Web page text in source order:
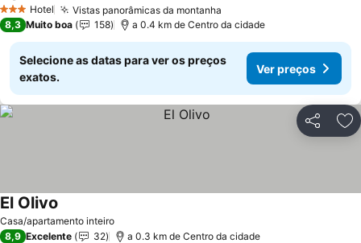
3 EstrelasHotel Vistas panorâmicas da montanha
8,3 Muito boa 158 a 0.4 km de Centro da cidade
Selecione as datas para ver os preços
exatos.
Ver preços
Partilhar
Casa/apartamento inteiro
El Olivo
8,9 Excelente 32 a 0.3 km de Centro da cidade